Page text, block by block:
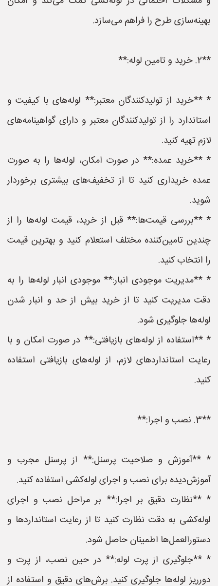
بهینه‌سازی طرح را فراهم می‌سازد.
**2. خرید و تامین لوله:**
* **خرید از تولیدکنندگان معتبر:** لوله‌های با کیفیت و
استاندارد را از تولیدکنندگان معتبر و دارای گواهینامه‌های
لازم تهیه کنید.
* **خرید عمده:** در صورت امکان، لوله‌ها را به صورت
عمده خریداری کنید تا از تخفیف‌های بیشتری برخوردار
شوید.
* **بررسی قیمت‌ها:** قبل از خرید، قیمت لوله‌ها را از
چندین تامین‌کننده مختلف استعلام کنید و بهترین قیمت
را انتخاب کنید.
* **مدیریت موجودی انبار:** موجودی انبار لوله‌ها را به
دقت مدیریت کنید تا از خرید بیش از حد و انبار شدن
لوله‌ها جلوگیری شود.
* **استفاده از لوله‌های بازیافتی:** در صورت امکان و با
رعایت استانداردهای لازم، از لوله‌های بازیافتی استفاده
کنید.
**3. نصب و اجرا:**
* **آموزش و صلاحیت پرسنل:** از پرسنل مجرب و
آموزش‌دیده برای نصب و اجرای لوله‌کشی استفاده کنید.
* **نظارت دقیق بر اجرا:** بر مراحل نصب و اجرای
لوله‌کشی به دقت نظارت کنید تا از رعایت استانداردها و
دستورالعمل‌ها اطمینان حاصل شود.
* **جلوگیری از پرت لوله:** در حین نصب، از پرت و
دورریز لوله‌ها جلوگیری کنید. برش‌های دقیق و استفاده از